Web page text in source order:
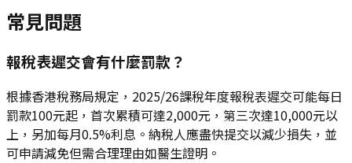
常見問題
報稅表遲交會有什麼罰款？
根據香港稅務局規定，2025/26課稅年度報稅表遲交可能每日
罰款100元起，首次累積可達2,000元，第三次達10,000元以
上，另加每月0.5%利息。納稅人應盡快提交以減少損失，並
可申請減免但需合理理由如醫生證明。